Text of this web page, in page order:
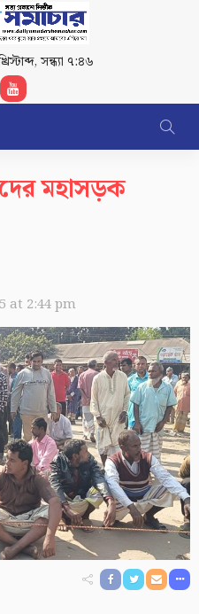
,সন্ধ্যা ৭:৪৬
মহাসড়ক
at 2:44 pm